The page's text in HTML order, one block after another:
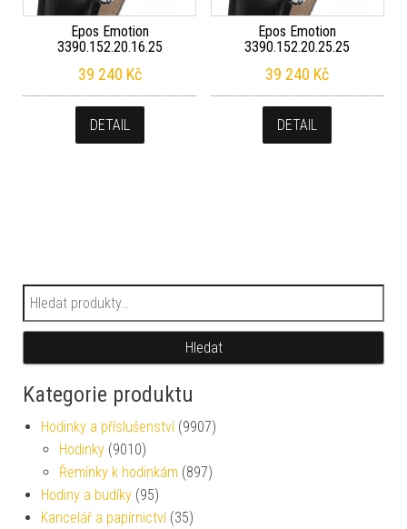
Epos Emotion
3390.152.20.16.25
39 240 Kč
DETAIL
Epos Emotion
3390.152.20.25.25
39 240 Kč
DETAIL
Hledat:
Hledat
Kategorie produktu
Hodinky a příslušenství (9907)
Hodinky (9010)
Řemínky k hodinkám (897)
Hodiny a budíky (95)
Kancelář a papírnictví (35)